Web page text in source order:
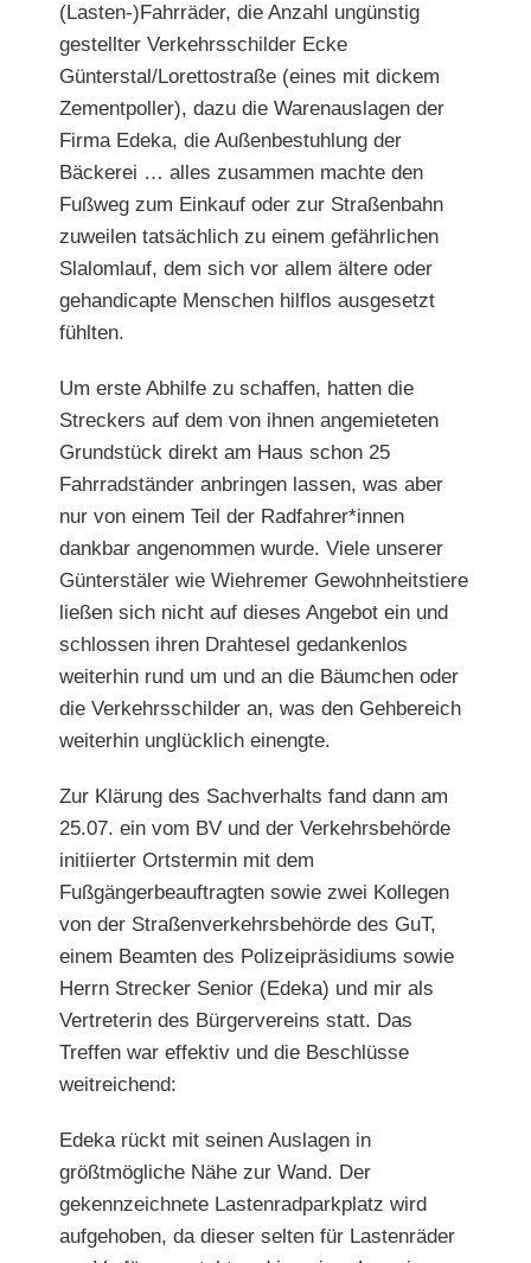
(Lasten-)Fahrräder, die Anzahl ungünstig
gestellter Verkehrsschilder Ecke
Günterstal/Lorettostraße (eines mit dickem
Zementpoller), dazu die Warenauslagen der
Firma Edeka, die Außenbestuhlung der
Bäckerei … alles zusammen machte den
Fußweg zum Einkauf oder zur Straßenbahn
zuweilen tatsächlich zu einem gefährlichen
Slalomlauf, dem sich vor allem ältere oder
gehandicapte Menschen hilflos ausgesetzt
fühlten.
Um erste Abhilfe zu schaffen, hatten die
Streckers auf dem von ihnen angemieteten
Grundstück direkt am Haus schon 25
Fahrradständer anbringen lassen, was aber
nur von einem Teil der Radfahrer*innen
dankbar angenommen wurde. Viele unserer
Günterstäler wie Wiehremer Gewohnheitstiere
ließen sich nicht auf dieses Angebot ein und
schlossen ihren Drahtesel gedankenlos
weiterhin rund um und an die Bäumchen oder
die Verkehrsschilder an, was den Gehbereich
weiterhin unglücklich einengte.
Zur Klärung des Sachverhalts fand dann am
25.07. ein vom BV und der Verkehrsbehörde
initiierter Ortstermin mit dem
Fußgängerbeauftragten sowie zwei Kollegen
von der Straßenverkehrsbehörde des GuT,
einem Beamten des Polizeipräsidiums sowie
Herrn Strecker Senior (Edeka) und mir als
Vertreterin des Bürgervereins statt. Das
Treffen war effektiv und die Beschlüsse
weitreichend:
Edeka rückt mit seinen Auslagen in
größtmögliche Nähe zur Wand. Der
gekennzeichnete Lastenradparkplatz wird
aufgehoben, da dieser selten für Lastenräder